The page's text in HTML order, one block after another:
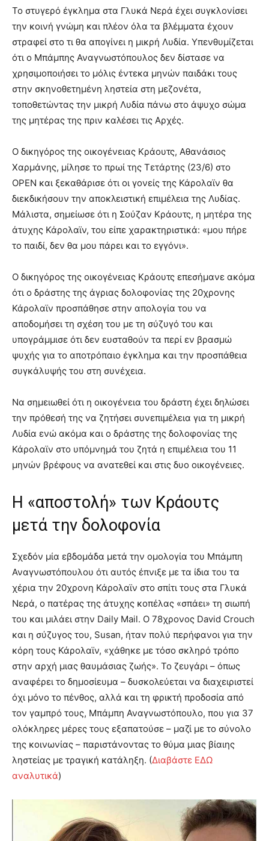
Το στυγερό έγκλημα στα Γλυκά Νερά έχει συγκλονίσει
την κοινή γνώμη και πλέον όλα τα βλέμματα έχουν
στραφεί στο τι θα απογίνει η μικρή Λυδία. Υπενθυμίζεται
ότι ο Μπάμπης Αναγνωστόπουλος δεν δίστασε να
χρησιμοποιήσει το μόλις έντεκα μηνών παιδάκι τους
στην σκηνοθετημένη ληστεία στη μεζονέτα,
τοποθετώντας την μικρή Λυδία πάνω στο άψυχο σώμα
της μητέρας της πριν καλέσει τις Αρχές.
Ο δικηγόρος της οικογένειας Κράουτς, Αθανάσιος
Χαρμάνης, μίλησε το πρωί της Τετάρτης (23/6) στο
OPEN και ξεκαθάρισε ότι οι γονείς της Κάρολαϊν θα
διεκδικήσουν την αποκλειστική επιμέλεια της Λυδίας.
Μάλιστα, σημείωσε ότι η Σούζαν Κράουτς, η μητέρα της
άτυχης Κάρολαϊν, του είπε χαρακτηριστικά: «μου πήρε
το παιδί, δεν θα μου πάρει και το εγγόνι».
Ο δικηγόρος της οικογένειας Κράουτς επεσήμανε ακόμα
ότι ο δράστης της άγριας δολοφονίας της 20χρονης
Κάρολαϊν προσπάθησε στην απολογία του να
αποδομήσει τη σχέση του με τη σύζυγό του και
υπογράμμισε ότι δεν ευσταθούν τα περί εν βρασμώ
ψυχής για το αποτρόπαιο έγκλημα και την προσπάθεια
συγκάλυψής του στη συνέχεια.
Να σημειωθεί ότι η οικογένεια του δράστη έχει δηλώσει
την πρόθεσή της να ζητήσει συνεπιμέλεια για τη μικρή
Λυδία ενώ ακόμα και ο δράστης της δολοφονίας της
Κάρολαϊν στο υπόμνημά του ζητά η επιμέλεια του 11
μηνών βρέφους να ανατεθεί και στις δυο οικογένειες.
Η «αποστολή» των Κράουτς
μετά την δολοφονία
Σχεδόν μία εβδομάδα μετά την ομολογία του Μπάμπη
Αναγνωστόπουλου ότι αυτός έπνιξε με τα ίδια του τα
χέρια την 20χρονη Κάρολαϊν στο σπίτι τους στα Γλυκά
Νερά, ο πατέρας της άτυχης κοπέλας «σπάει» τη σιωπή
του και μιλάει στην Daily Mail. O 78χρονος David Crouch
και η σύζυγος του, Susan, ήταν πολύ περήφανοι για την
κόρη τους Κάρολαϊν, «χάθηκε με τόσο σκληρό τρόπο
στην αρχή μιας θαυμάσιας ζωής». Το ζευγάρι – όπως
αναφέρει το δημοσίευμα – δυσκολεύεται να διαχειριστεί
όχι μόνο το πένθος, αλλά και τη φρικτή προδοσία από
τον γαμπρό τους, Μπάμπη Αναγνωστόπουλο, που για 37
ολόκληρες μέρες τους εξαπατούσε – μαζί με το σύνολο
της κοινωνίας – παριστάνοντας το θύμα μιας βίαιης
ληστείας με τραγική κατάληξη. (Διαβάστε ΕΔΩ
αναλυτικά)